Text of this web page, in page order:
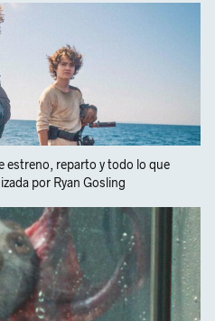
estreno, reparto y todo lo que
por Ryan Gosling